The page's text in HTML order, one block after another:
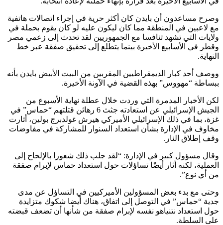
وصرح مساعدون أن بايدن كان أكثر حرية في إجراء اتصالات هاتفية
مع لاعبين في المنطقة مما كان ليكون عليه لو كان يقوم بحملة في
ولايات التي تشهد تنافسا مع الجمهوريين لقد تحدث إلى زعمي مصر
وقطر في الأسابيع الأخيرة بينما يتطلع إلى تحقيق صفقة عبر خط
النهاية.
ووصف أحد كبار الديمقراطيين المقربين من البيت الأبيض بايدن بأنه
ببساطة “مهووس” بهذه القضية في الآونة الأخيرة.
لكن الأخبار المدمرة التي وردت خلال عطلة نهاية الأسبوع من
الجيش الإسرائيلي عن استعادته جثث 6 رهائن قتلتهم “حماس” في
غزة، بما في ذلك الإسرائيلي الأميركي هيرش غولدبرج بولين، أثارت
مخاوف في الإدارة بشأن استعداد السنوار للمشاركة في مفاوضات
وقف إطلاق النار.
وقال مسؤول كبير في الإدارة: “لقد جلب ذلك شعورا بالإلحاح إلى
العملية، لكنه أثار أيضًا تساؤلات حول استعداد حماس لإبرام صفقة
من أي نوع”.
وحتى مع بدء بعض المسؤولين الأميركيين في التساؤل عن مدى
جدية “حماس” في التوصل إلى اتفاق، هناك أيضا شكوك متزايدة
حول استعداد نتنياهو نفسه لإبرام صفقة من شأنها أن تضعف قبضته
على السلطة.